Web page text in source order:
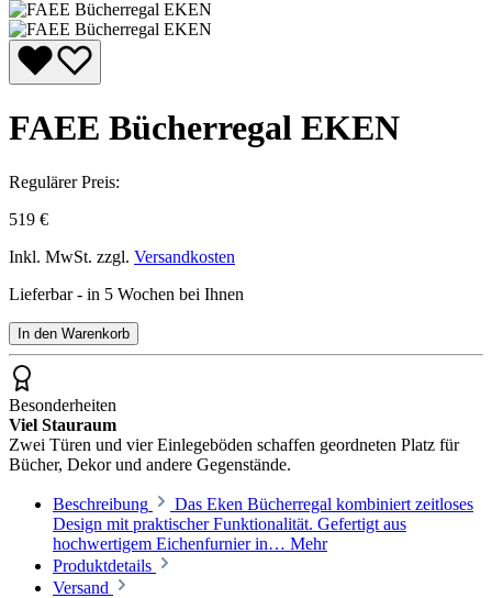
FAEE Bücherregal EKEN
Regulärer Preis:
519 €
Inkl. MwSt. zzgl. Versandkosten
Lieferbar - in 5 Wochen bei Ihnen
In den Warenkorb
Besonderheiten
Viel Stauraum
Zwei Türen und vier Einlegeböden schaffen geordneten Platz für
Bücher, Dekor und andere Gegenstände.
Beschreibung
Das Eken Bücherregal kombiniert zeitloses
Design mit praktischer Funktionalität. Gefertigt aus
hochwertigem Eichenfurnier in… Mehr
Produktdetails
Versand